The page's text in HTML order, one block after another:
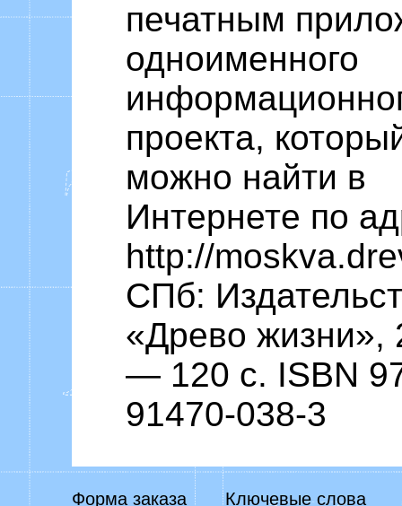
печатным
одноименного
проекта,
можно найти в
Интернете по
http://
СПб:
«Древо жизни»,
— 120 с. ISBN
91470-038-3
Форма заказа Ключевые слова